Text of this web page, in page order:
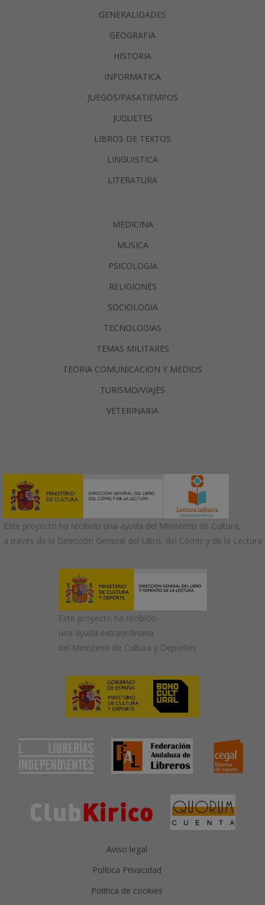
GENERALIDADES
GEOGRAFIA
HISTORIA
INFORMATICA
JUEGOS/PASATIEMPOS
JUGUETES
LIBROS DE TEXTOS
LINGUISTICA
LITERATURA
MEDICINA
MUSICA
PSICOLOGIA
RELIGIONES
SOCIOLOGIA
TECNOLOGIAS
TEMAS MILITARES
TEORIA COMUNICACION Y MEDIOS
TURISMO/VIAJES
VETERINARIA
Este proyecto ha recibido una ayuda del Ministerio de Cultura,
a través de la Dirección General del Libro, del Cómic y de la Lectura
Este proyecto ha recibido
una ayuda extraordinaria
del Ministerio de Cultura y Deportes
Aviso legal
Política Privacidad
Política de cookies